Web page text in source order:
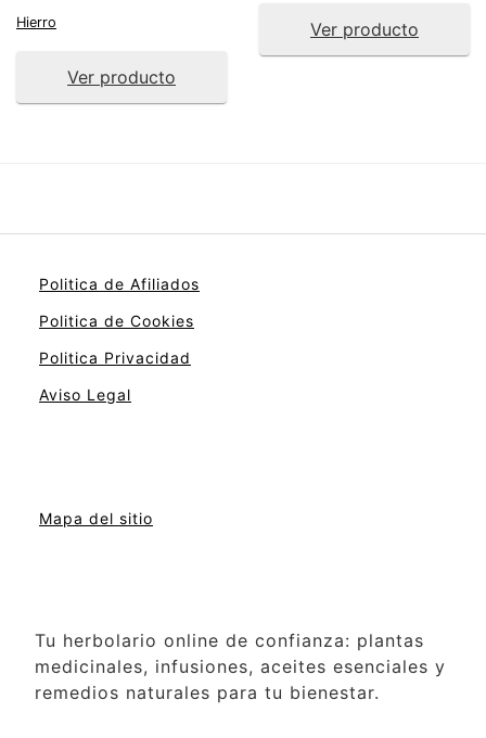
Hierro
Ver producto
Ver producto
Politica de Afiliados
Politica de Cookies
Politica Privacidad
Aviso Legal
Mapa del sitio
Tu herbolario online de confianza: plantas
medicinales, infusiones, aceites esenciales y
remedios naturales para tu bienestar.